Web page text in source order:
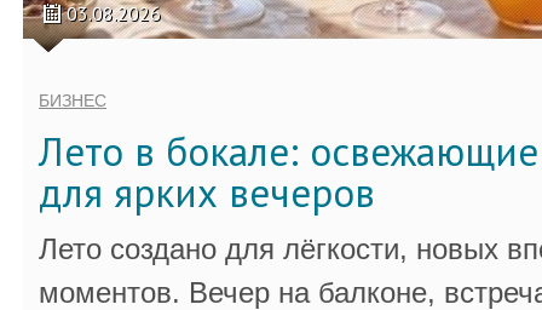
03.08.2026
БИЗНЕС
Лето в бокале:
для ярких вечеров
Лето создано для лёгкости, новых
моментов. Вечер на балконе,